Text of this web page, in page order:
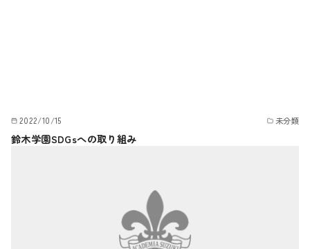
2022/10/15 未分類
鈴木学園SDGsへの取り組み